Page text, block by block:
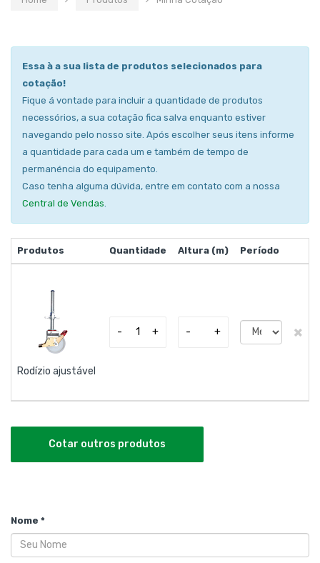
Essa à a sua lista de produtos selecionados para
cotação!
Fique á vontade para incluir a quantidade de produtos
necessórios, a sua cotação fica salva enquanto estiver
navegando pelo nosso site. Após escolher seus itens informe
a quantidade para cada um e também de tempo de
permanéncia do equipamento.
Caso tenha alguma dúvida, entre em contato com a nossa
Central de Vendas
Produtos Quantidade Altura (m) Período
Rodízio ajustável
- + - + ×
Cotar outros produtos
Nome *